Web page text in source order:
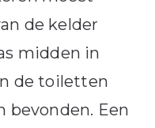
de kelder
midden in
de toiletten
bevonden. Een